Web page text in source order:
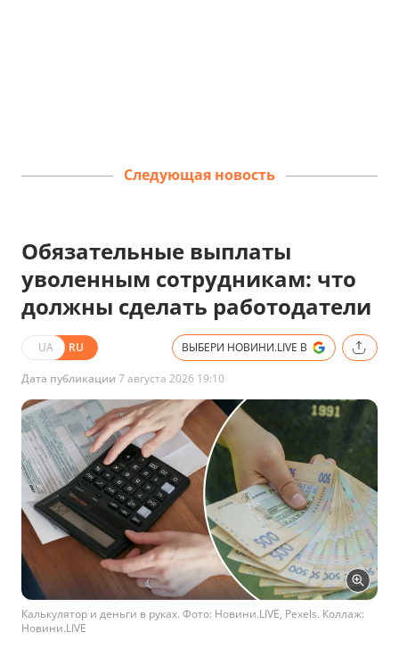
Следующая новость
Обязательные выплаты
уволенным сотрудникам: что
должны сделать работодатели
UA RU ВЫБЕРИ НОВИНИ.LIVE В
Дата публикации 7 августа 2026 19:10
Калькулятор и деньги в руках. Фото: Новини.LIVE, Pexels. Коллаж:
Новини.LIVE